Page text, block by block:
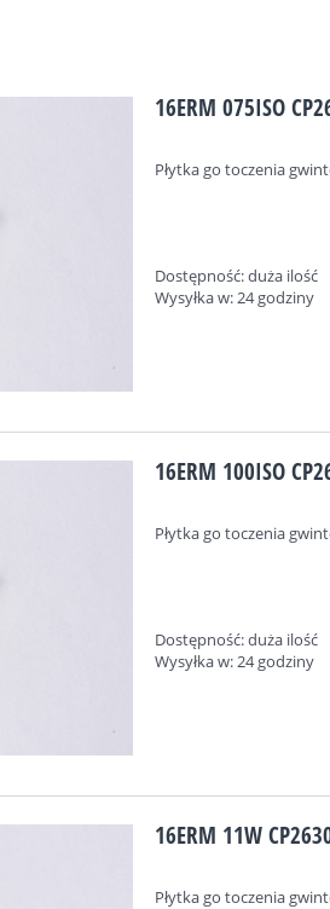
16ERM 075ISO
Płytka go toczenia
Dostępność:duża ilość
Wysyłka w:24 godziny
16ERM 100ISO
Płytka go toczenia
Dostępność:duża ilość
Wysyłka w:24 godziny
16ERM 11W
Płytka go toczenia